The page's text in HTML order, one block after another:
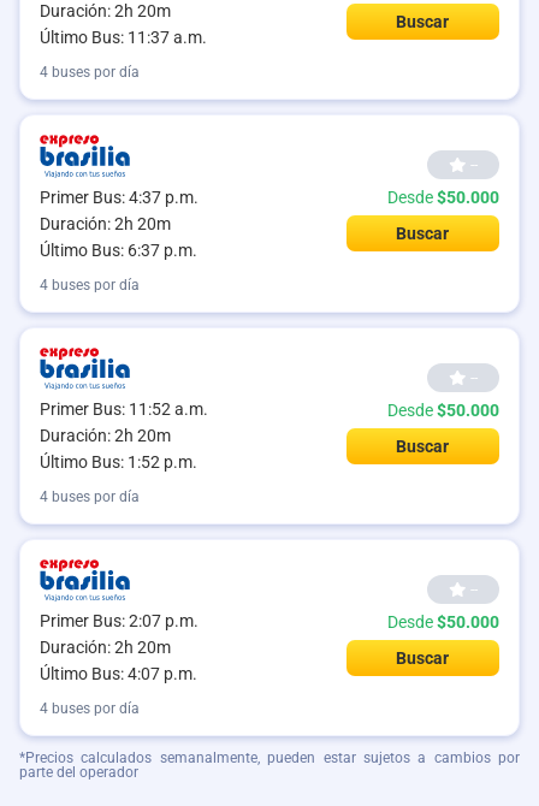
Duración: 2h 20m
Último Bus: 11:37 a.m.
Buscar
4 buses por día
Primer Bus: 4:37 p.m.
Duración: 2h 20m
Último Bus: 6:37 p.m.
--
Desde$50.000
Buscar
4 buses por día
Primer Bus: 11:52 a.m.
Duración: 2h 20m
Último Bus: 1:52 p.m.
--
Desde$50.000
Buscar
4 buses por día
Primer Bus: 2:07 p.m.
Duración: 2h 20m
Último Bus: 4:07 p.m.
--
Desde$50.000
Buscar
4 buses por día
*Precios calculados semanalmente, pueden estar sujetos a cambios por
parte del operador